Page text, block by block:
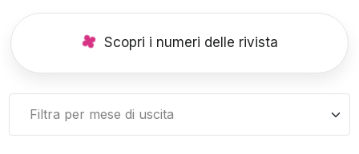
Scopri i numeri delle rivista